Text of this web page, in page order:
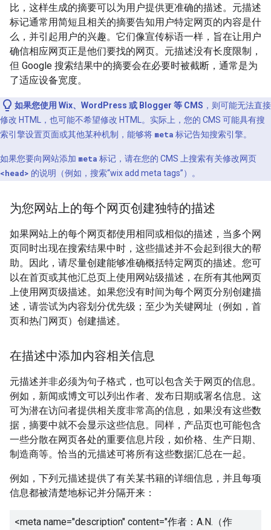
比，这样生成的摘要可以为用户提供更准确的描述。元描述
标记通常用简短且相关的摘要告知用户特定网页的内容是什
么，并引起用户的兴趣。它们像宣传标语一样，旨在让用户
确信相应网页正是他们要找的网页。元描述没有长度限制，
但 Google 搜索结果中的摘要会在必要时被截断，通常是为
了适应设备宽度。
如果您使用 Wix、WordPress 或 Blogger 等 CMS ，则可能无法直接
修改 HTML，也可能不希望修改 HTML。实际上，您的 CMS 可能具有搜
索引擎设置页面或其他某种机制，能够将 meta 标记告知搜索引擎。
如果您要向网站添加 meta 标记，请在您的 CMS 上搜索有关修改网页
<head> 的说明（例如，搜索“wix add meta tags”）。
为您网站上的每个网页创建独特的描述
如果网站上的每个网页都使用相同或相似的描述，当多个网
页同时出现在搜索结果中时，这些描述并不会起到很大的帮
助。因此，请尽量创建能够准确概括特定网页的描述。您可
以在首页或其他汇总页上使用网站级描述，在所有其他网页
上使用网页级描述。如果您没有时间为每个网页分别创建描
述，请尝试为内容划分优先级；至少为关键网址（例如，首
页和热门网页）创建描述。
在描述中添加内容相关信息
元描述并非必须为句子格式，也可以包含关于网页的信息。
例如，新闻或博文可以列出作者、发布日期或署名信息。这
可为潜在访问者提供相关度非常高的信息，如果没有这些数
据，摘要中就不会显示这些信息。同样，产品页也可能包含
一些分散在网页各处的重要信息片段，如价格、生产日期、
制造商等。恰当的元描述可将所有这些数据汇总在一起。
例如，下列元描述提供了有关某书籍的详细信息，并且每项
信息都被清楚地标记并分隔开来：
<meta name="description" content="作者：A.N.（作